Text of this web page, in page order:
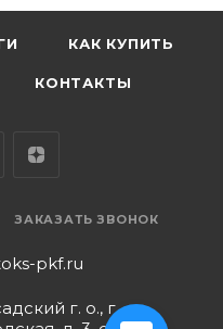
КАК КУПИТЬ
КОНТАКТЫ
ЗАКАЗАТЬ ЗВОНОК
pkf.ru
г. о., г.